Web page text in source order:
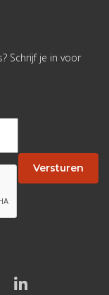
Schrijf je in voor
Versturen